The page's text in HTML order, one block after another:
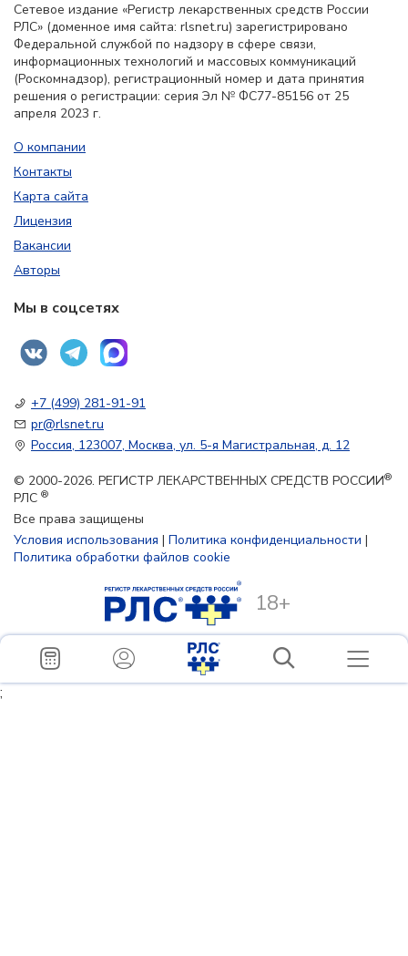
Сетевое издание «Регистр лекарственных средств России
РЛС» (доменное имя сайта: rlsnet.ru) зарегистрировано
Федеральной службой по надзору в сфере связи,
информационных технологий и массовых коммуникаций
(Роскомнадзор), регистрационный номер и дата принятия
решения о регистрации: серия Эл № ФС77-85156 от 25
апреля 2023 г.
О компании
Контакты
Карта сайта
Лицензия
Вакансии
Авторы
Мы в соцсетях
+7 (499) 281-91-91
pr@rlsnet.ru
Россия, 123007, Москва, ул. 5-я Магистральная, д. 12
© 2000-2026. РЕГИСТР ЛЕКАРСТВЕННЫХ СРЕДСТВ РОССИИ®
РЛС ®
Все права защищены
Условия использования | Политика конфиденциальности |
Политика обработки файлов cookie
18+
;